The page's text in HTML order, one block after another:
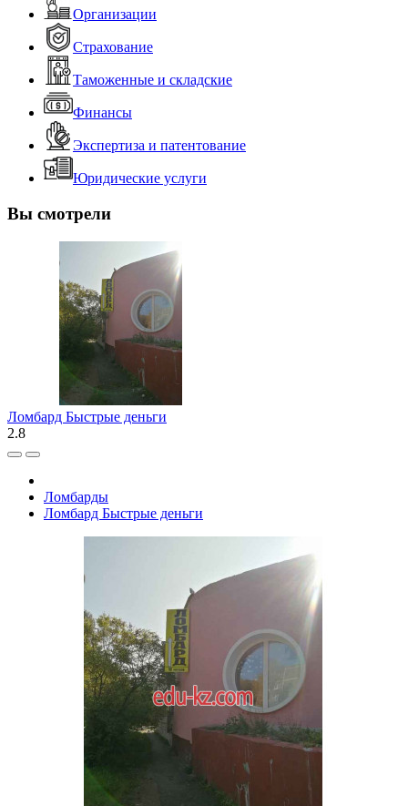
Организации
Страхование
Таможенные и складские
Финансы
Экспертиза и патентование
Юридические услуги
Вы смотрели
Ломбард Быстрые деньги
2.8
Ломбарды
Ломбард Быстрые деньги